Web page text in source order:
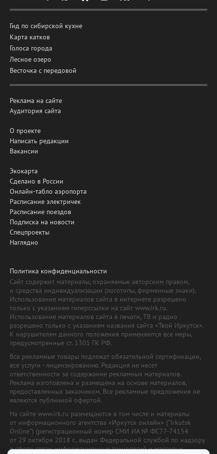
Гид по сибирской кухне
Карта катков
Голоса города
Лесное озеро
Весточка с передовой
Реклама на сайте
Аудитория сайта
О проекте
Написать редакции
Вакансии
Экокарта
Сделано в России
Онлайн-табло аэропорта
Расписание электричек
Расписание поездов
Подписка на новости
Спецпроекты
Наглядно
Политика конфиденциальности
Сайт содержит материалы, охраняемые авторским правом,
и средства индивидуализации (логотипы, фирменные знаки).
Использование материалов сайта в интернете разрешено
только с указанием гиперссылки на сайт www.irk.ru.
Использование материалов сайта в печати, ТВ и радио
разрешено только с указанием названия сайта «Твой Иркутск».
К нарушителям данного положения применяются все меры,
предусмотренные ст. 1301 ГК РФ.
Все рекламные товары подлежат обязательной сертификации,
все услуги - лицензированию. Редакция не несет
ответственности за содержание рекламных материалов.
Реклама изготовлена и размещена на основе материалов,
предоставленных заказчиком. Все рекламные предложения не
являются публичной офертой.
На сайте www.irk.ru размещаются в том числе и материалы
от информационного агентства «Иркутск онлайн» ("Irkutsk
Online") (регистрационный номер СМИ ИА № ФС77-74154
от 29 октября 2018 г., выдан Федеральной службой по надзору
в сфере связи, информационных технологий и массовых